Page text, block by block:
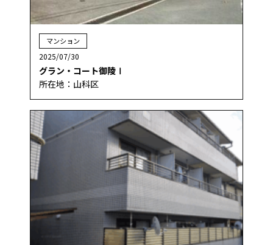
マンション
2025/07/30
グラン・コート御陵Ⅰ
所在地：山科区